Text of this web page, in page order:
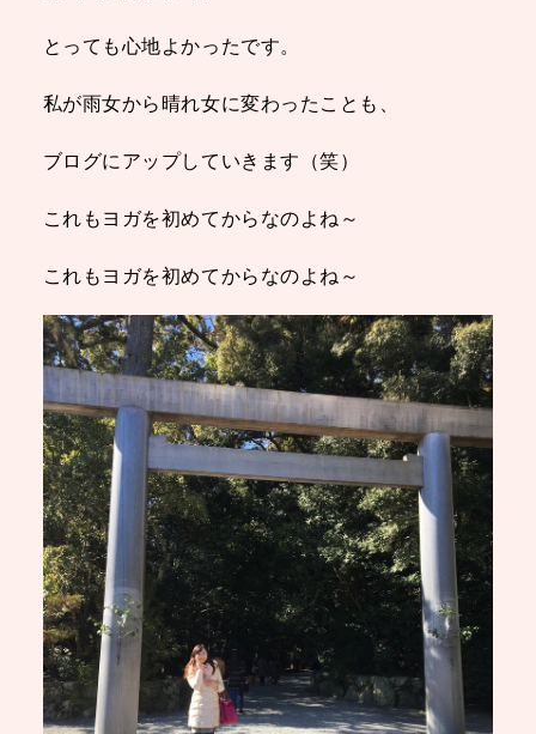
とっても心地よかったです。
私が雨女から晴れ女に変わったことも、
ブログにアップしていきます（笑）
これもヨガを初めてからなのよね～
これもヨガを初めてからなのよね～